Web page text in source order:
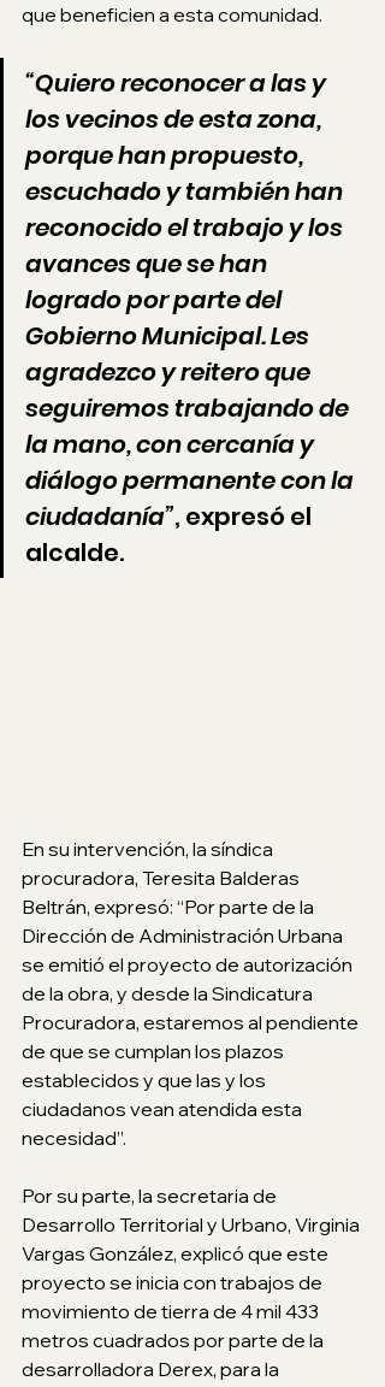
que beneficien a esta comunidad.
“Quiero reconocer a las y
los vecinos de esta zona,
porque han propuesto,
escuchado y también han
reconocido el trabajo y los
avances que se han
logrado por parte del
Gobierno Municipal. Les
agradezco y reitero que
seguiremos trabajando de
la mano, con cercanía y
diálogo permanente con la
ciudadanía”, expresó el
alcalde.
En su intervención, la síndica
procuradora, Teresita Balderas
Beltrán, expresó: “Por parte de la
Dirección de Administración Urbana
se emitió el proyecto de autorización
de la obra, y desde la Sindicatura
Procuradora, estaremos al pendiente
de que se cumplan los plazos
establecidos y que las y los
ciudadanos vean atendida esta
necesidad”.
Por su parte, la secretaria de
Desarrollo Territorial y Urbano, Virginia
Vargas González, explicó que este
proyecto se inicia con trabajos de
movimiento de tierra de 4 mil 433
metros cuadrados por parte de la
desarrolladora Derex, para la